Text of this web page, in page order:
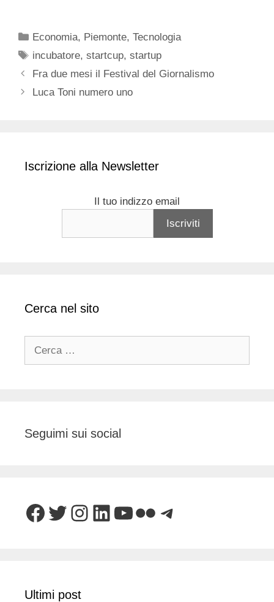
Categorie
Economia, Piemonte,Tecnologia
Tag
incubatore,startcup,startup
Fra due mesi il Festival del Giornalismo
Luca Toni numero uno
Iscrizione alla Newsletter
Il tuo indizzo email
Cerca nel sito
Seguimi sui social
Facebook
Twitter
Instagram
LinkedIn
YouTube
FlickrTelegram
Ultimi post